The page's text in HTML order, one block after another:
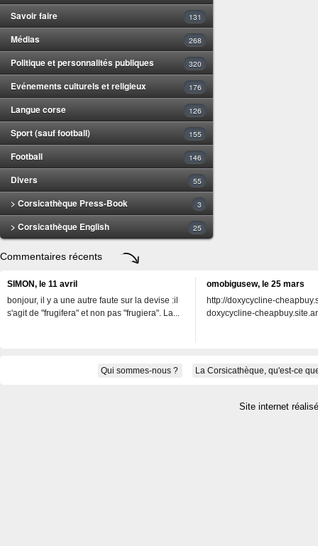
Savoir faire 131
Médias 268
Politique et personnalités publiques 320
Evénements culturels et religieux 176
Langue corse 126
Sport (sauf football) 155
Football 146
Divers 55
> Corsicathèque Press-Book 3
> Corsicathèque English 25
Commentaires récents
SIMON, le 11 avril
bonjour, il y a une autre faute sur la devise :il
s'agit de "frugifera" et non pas "frugiera". La...
omobigusew, le 25 mars
http://doxycycline-
doxycycline-
Qui sommes-nous ? La Corsicathèque, qu'est-ce
Site internet